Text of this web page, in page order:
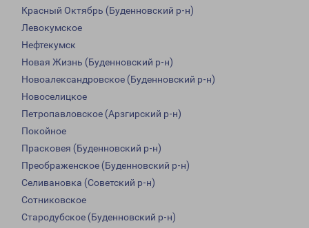
Красный Октябрь (Буденновский р-н)
Левокумское
Нефтекумск
Новая Жизнь (Буденновский р-н)
Новоалександровское (Буденновский р-н)
Новоселицкое
Петропавловское (Арзгирский р-н)
Покойное
Прасковея (Буденновский р-н)
Преображенское (Буденновский р-н)
Селивановка (Советский р-н)
Сотниковское
Стародубское (Буденновский р-н)